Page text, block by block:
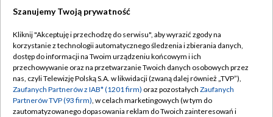
TVP
Abonament TVP
Emisja w TVP
Centrum informacji TVP
Regulamin TVP
Polityka prywatności
Moje zgody
Szanujemy Twoją prywatność
Kliknij "Akceptuję i przechodzę do serwisu", aby wyrazić zgody na
korzystanie z technologii automatycznego śledzenia i zbierania danych,
dostęp do informacji na Twoim urządzeniu końcowym i ich
przechowywanie oraz na przetwarzanie Twoich danych osobowych przez
nas, czyli Telewizję Polską S.A. w likwidacji (zwaną dalej również „TVP”),
Zaufanych Partnerów z IAB* (1201 firm) oraz pozostałych Zaufanych
Partnerów TVP (93 firm), w celach marketingowych (w tym do
zautomatyzowanego dopasowania reklam do Twoich zainteresowań i